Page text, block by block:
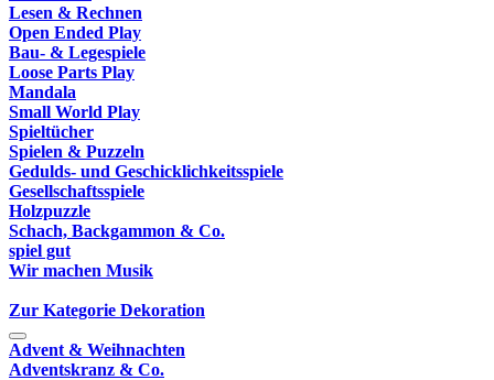
Lesen & Rechnen
Open Ended Play
Bau- & Legespiele
Loose Parts Play
Mandala
Small World Play
Spieltücher
Spielen & Puzzeln
Gedulds- und Geschicklichkeitsspiele
Gesellschaftsspiele
Holzpuzzle
Schach, Backgammon & Co.
spiel gut
Wir machen Musik
Zur Kategorie Dekoration
Advent & Weihnachten
Adventskranz & Co.